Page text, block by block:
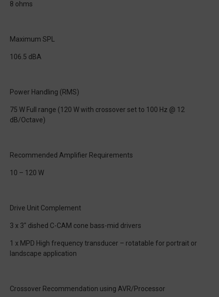
8 ohms
Maximum SPL
106.5 dBA
Power Handling (RMS)
75 W Full range (120 W with crossover set to 100 Hz @ 12
dB/Octave)
Recommended Amplifier Requirements
10 – 120 W
Drive Unit Complement
3 x 3" dished C-CAM cone bass-mid drivers
1 x MPD High frequency transducer – rotatable for portrait or
landscape application
Crossover Recommendation using AVR/Processor